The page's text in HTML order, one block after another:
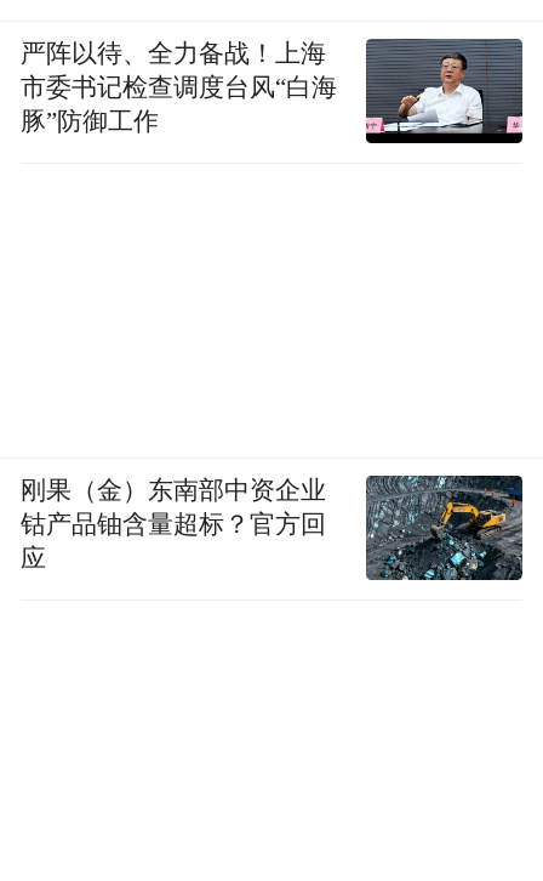
严阵以待、全力备战！上海
市委书记检查调度台风“白海
豚”防御工作
刚果（金）东南部中资企业
钴产品铀含量超标？官方回
应